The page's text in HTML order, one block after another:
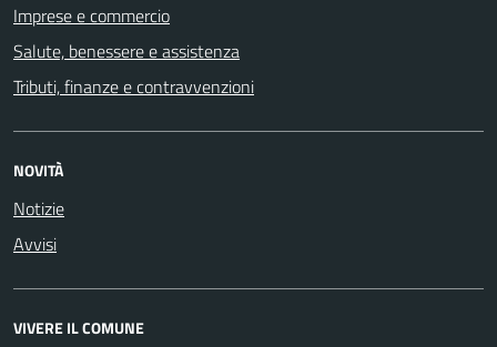
Imprese e commercio
Salute, benessere e assistenza
Tributi, finanze e contravvenzioni
NOVITÀ
Notizie
Avvisi
VIVERE IL COMUNE